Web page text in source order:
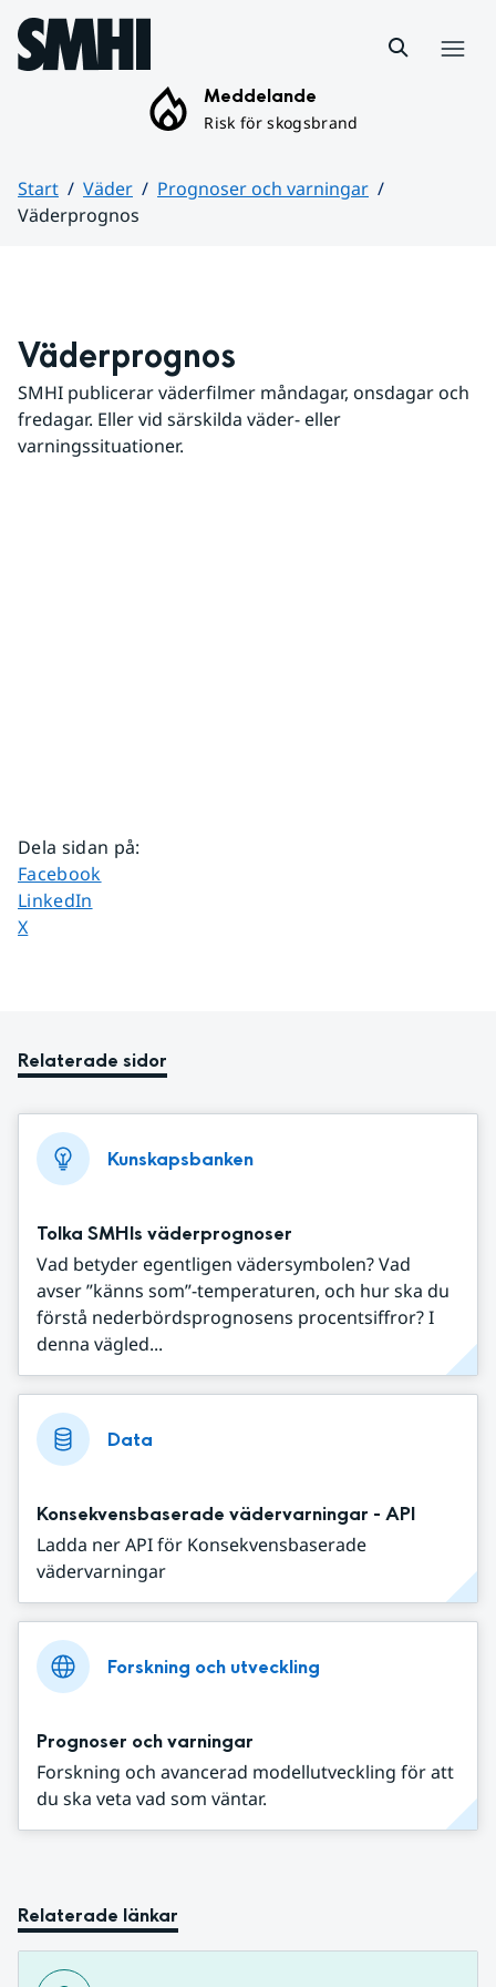
Hoppa till sidans innehåll
Meddelande
Risk för skogsbrand
Start Väder
Prognoser och varningar
Väderprognos
Väderprognos
SMHI publicerar väderfilmer måndagar, onsdagar och
fredagar. Eller vid särskilda väder- eller
varningssituationer.
Dela sidan på:
Dela sidan på
Facebook
Dela sidan på
LinkedIn
Dela sidan på
X
Relaterade sidor
Kunskapsbanken
Tolka SMHIs väderprognoser
Vad betyder egentligen vädersymbolen? Vad
avser ”känns som”-temperaturen, och hur ska du
förstå nederbördsprognosens procentsiffror? I
denna vägled...
Data
Konsekvensbaserade vädervarningar - API
Ladda ner API för Konsekvensbaserade
vädervarningar
Forskning och utveckling
Prognoser och varningar
Forskning och avancerad modellutveckling för att
du ska veta vad som väntar.
Relaterade länkar